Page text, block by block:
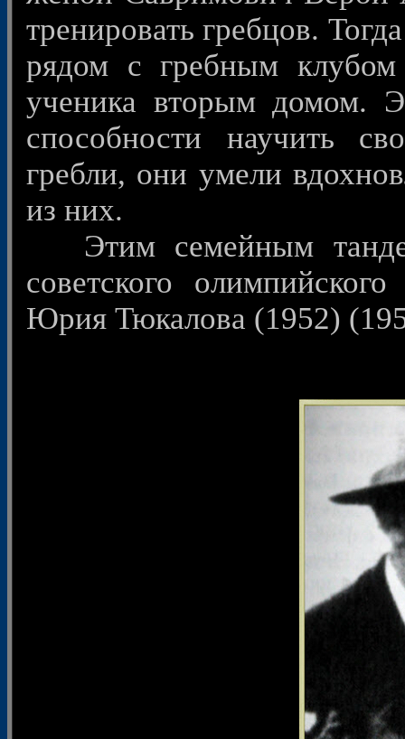
тренировать гребцов.
рядом с гребным
ученика вторым домом.
способности научить
гребли, они умели
из них.
Этим семейным
советского
Юрия Тюкалова (1952)